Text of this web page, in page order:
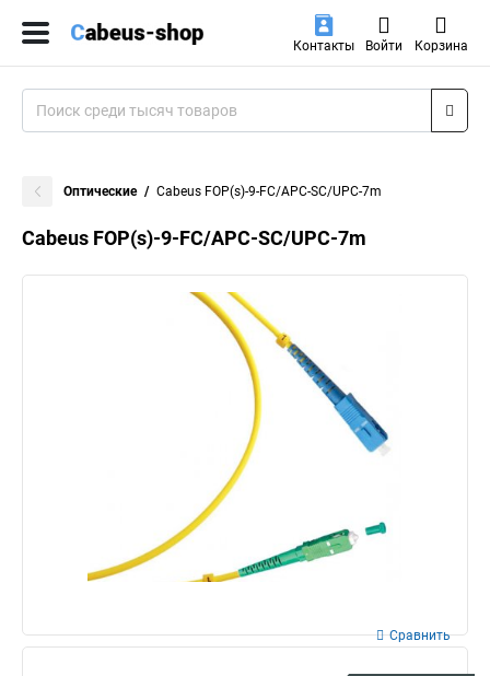
Контакты Войти Корзина
Оптические Cabeus FOP(s)-9-FC/APC-SC/UPC-7m
Cabeus FOP(s)-9-FC/APC-SC/UPC-7m
Сравнить